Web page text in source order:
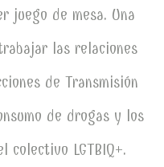
juego de mesa. Una
las relaciones
de Transmisión
de drogas y los
colectivo LGTBIQ+.